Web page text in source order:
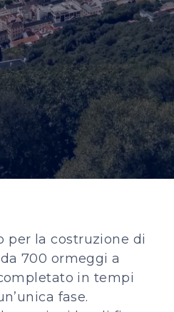
per la costruzione di
700 ormeggi a
in tempi
fase.